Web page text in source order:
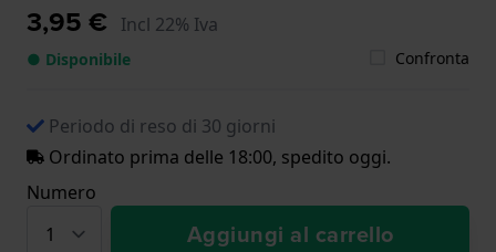
3,95 € Incl 22% Iva
● Disponibile Confronta
Periodo di reso di 30 giorni
Ordinato prima delle 18:00, spedito oggi.
Numero
Aggiungi al carrello